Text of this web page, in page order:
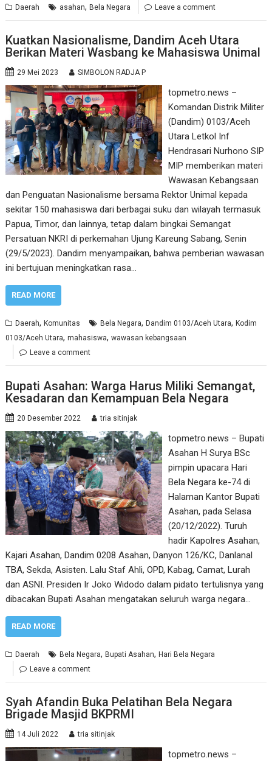
Daerah asahan,Bela Negara Leave a comment
Kuatkan Nasionalisme, Dandim Aceh Utara
Berikan Materi Wasbang ke Mahasiswa Unimal
29 Mei 2023 SIMBOLON RADJA P
topmetro.news –
Komandan Distrik Militer
(Dandim) 0103/Aceh
Utara Letkol Inf
Hendrasari Nurhono SIP
MIP memberikan materi
Wawasan Kebangsaan
dan Penguatan Nasionalisme bersama Rektor Unimal kepada
sekitar 150 mahasiswa dari berbagai suku dan wilayah termasuk
Papua, Timor, dan lainnya, tetap dalam bingkai Semangat
Persatuan NKRI di perkemahan Ujung Kareung Sabang, Senin
(29/5/2023). Dandim menyampaikan, bahwa pemberian wawasan
ini bertujuan meningkatkan rasa…
READ MORE
Daerah,Komunitas Bela Negara,Dandim 0103/Aceh Utara,Kodim
0103/Aceh Utara,mahasiswa,wawasan kebangsaan
Leave a comment
Bupati Asahan: Warga Harus Miliki Semangat,
Kesadaran dan Kemampuan Bela Negara
20 Desember 2022 tria sitinjak
topmetro.news – Bupati
Asahan H Surya BSc
pimpin upacara Hari
Bela Negara ke-74 di
Halaman Kantor Bupati
Asahan, pada Selasa
(20/12/2022). Turuh
hadir Kapolres Asahan,
Kajari Asahan, Dandim 0208 Asahan, Danyon 126/KC, Danlanal
TBA, Sekda, Asisten. Lalu Staf Ahli, OPD, Kabag, Camat, Lurah
dan ASNI. Presiden Ir Joko Widodo dalam pidato tertulisnya yang
dibacakan Bupati Asahan mengatakan seluruh warga negara…
READ MORE
Daerah Bela Negara,Bupati Asahan,Hari Bela Negara
Leave a comment
Syah Afandin Buka Pelatihan Bela Negara
Brigade Masjid BKPRMI
14 Juli 2022 tria sitinjak
topmetro.news –